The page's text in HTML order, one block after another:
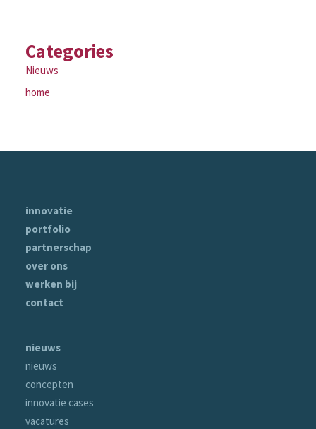
Categories
Nieuws
home
innovatie
portfolio
partnerschap
over ons
werken bij
contact
nieuws
nieuws
concepten
innovatie cases
vacatures